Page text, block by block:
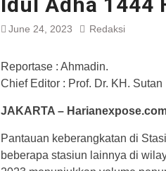
June 24, 2023 Redaksi
Reportase : Ahmadin.
Chief Editor : Prof. Dr. KH.
JAKARTA –
Pantauan keberangkatan di
beberapa stasiun lainnya di